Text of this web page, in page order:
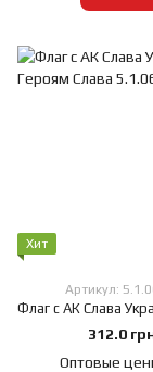
Хит
Артикул:
312.0
Оптовые